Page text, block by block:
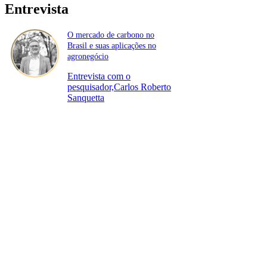
Entrevista
O mercado de carbono no
Brasil e suas aplicações no
agronegócio
Entrevista com o
pesquisador,Carlos Roberto
Sanquetta